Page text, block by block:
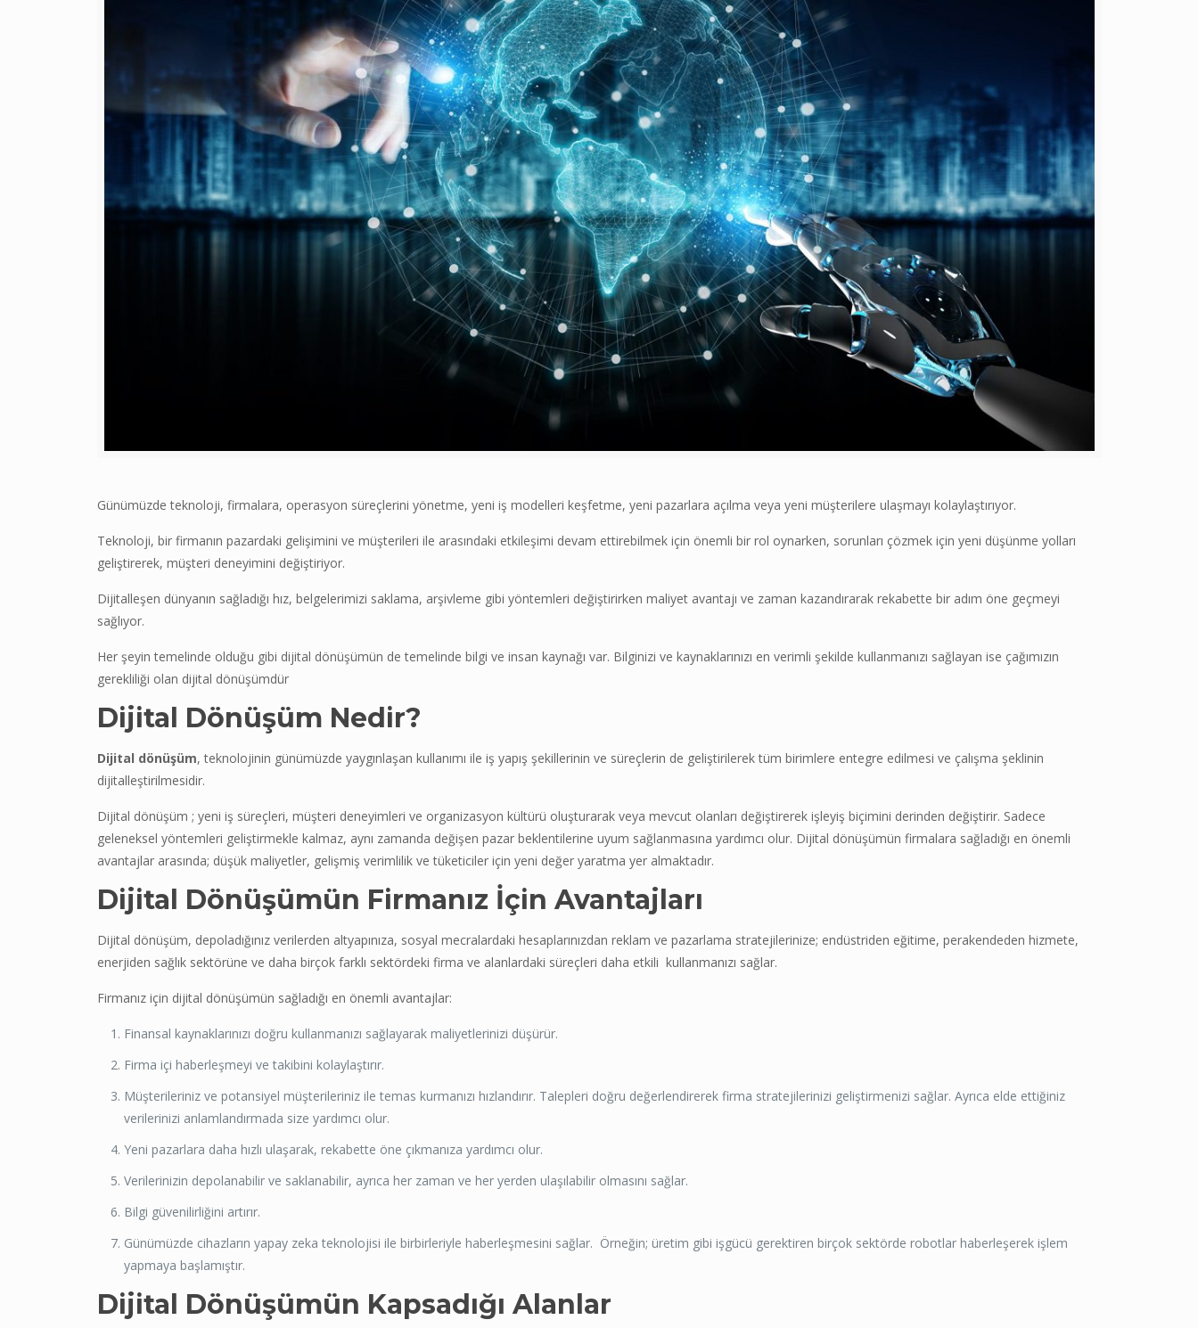
Günümüzde teknoloji, firmalara, operasyon süreçlerini yönetme, yeni iş modelleri keşfetme, yeni pazarlara açılma veya yeni müşterilere ulaşmayı kolaylaştırıyor.
Teknoloji, bir firmanın pazardaki gelişimini ve müşterileri ile arasındaki etkileşimi devam ettirebilmek için önemli bir rol oynarken, sorunları çözmek için yeni düşünme yolları
geliştirerek, müşteri deneyimini değiştiriyor.
Dijitalleşen dünyanın sağladığı hız, belgelerimizi saklama, arşivleme gibi yöntemleri değiştirirken maliyet avantajı ve zaman kazandırarak rekabette bir adım öne geçmeyi
sağlıyor.
Her şeyin temelinde olduğu gibi dijital dönüşümün de temelinde bilgi ve insan kaynağı var. Bilginizi ve kaynaklarınızı en verimli şekilde kullanmanızı sağlayan ise çağımızın
gerekliliği olan dijital dönüşümdür
Dijital Dönüşüm Nedir?
Dijital dönüşüm, teknolojinin günümüzde yaygınlaşan kullanımı ile iş yapış şekillerinin ve süreçlerin de geliştirilerek tüm birimlere entegre edilmesi ve çalışma şeklinin
dijitalleştirilmesidir.
Dijital dönüşüm ; yeni iş süreçleri, müşteri deneyimleri ve organizasyon kültürü oluşturarak veya mevcut olanları değiştirerek işleyiş biçimini derinden değiştirir. Sadece
geleneksel yöntemleri geliştirmekle kalmaz, aynı zamanda değişen pazar beklentilerine uyum sağlanmasına yardımcı olur. Dijital dönüşümün firmalara sağladığı en önemli
avantajlar arasında; düşük maliyetler, gelişmiş verimlilik ve tüketiciler için yeni değer yaratma yer almaktadır.
Dijital Dönüşümün Firmanız İçin Avantajları
Dijital dönüşüm, depoladığınız verilerden altyapınıza, sosyal mecralardaki hesaplarınızdan reklam ve pazarlama stratejilerinize; endüstriden eğitime, perakendeden hizmete,
enerjiden sağlık sektörüne ve daha birçok farklı sektördeki firma ve alanlardaki süreçleri daha etkili kullanmanızı sağlar.
Firmanız için dijital dönüşümün sağladığı en önemli avantajlar:
Finansal kaynaklarınızı doğru kullanmanızı sağlayarak maliyetlerinizi düşürür.
Firma içi haberleşmeyi ve takibini kolaylaştırır.
Müşterileriniz ve potansiyel müşterileriniz ile temas kurmanızı hızlandırır. Talepleri doğru değerlendirerek firma stratejilerinizi geliştirmenizi sağlar. Ayrıca elde ettiğiniz
verilerinizi anlamlandırmada size yardımcı olur.
Yeni pazarlara daha hızlı ulaşarak, rekabette öne çıkmanıza yardımcı olur.
Verilerinizin depolanabilir ve saklanabilir, ayrıca her zaman ve her yerden ulaşılabilir olmasını sağlar.
Bilgi güvenilirliğini artırır.
Günümüzde cihazların yapay zeka teknolojisi ile birbirleriyle haberleşmesini sağlar. Örneğin; üretim gibi işgücü gerektiren birçok sektörde robotlar haberleşerek işlem
yapmaya başlamıştır.
Dijital Dönüşümün Kapsadığı Alanlar